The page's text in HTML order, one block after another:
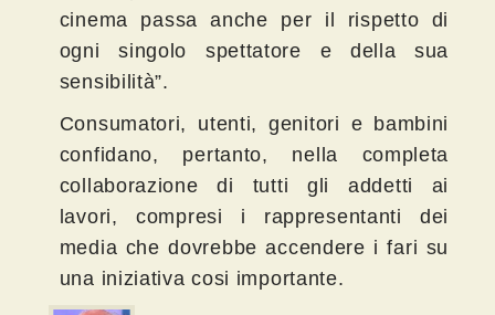
cinema passa anche per il rispetto di
ogni singolo spettatore e della sua
sensibilità”.
Consumatori, utenti, genitori e bambini
confidano, pertanto, nella completa
collaborazione di tutti gli addetti ai
lavori, compresi i rappresentanti dei
media che dovrebbe accendere i fari su
una iniziativa cosi importante.